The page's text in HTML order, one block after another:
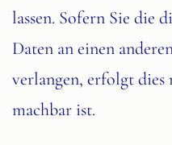
lassen. Sofern Sie die
Daten an einen
verlangen, erfolgt dies
machbar ist.